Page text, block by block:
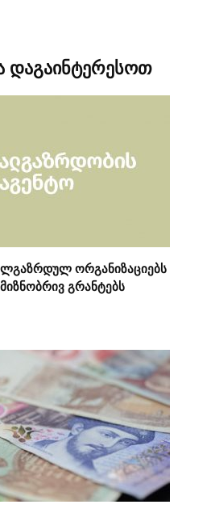
დაგაინტერესოთ
ორგანიზაციებს
გრანტებს